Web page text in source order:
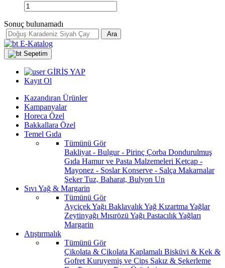
Sonuç bulunamadı
Ara
E-Katalog
Sepetim
GİRİŞ YAP
Kayıt Ol
Kazandıran Ürünler
Kampanyalar
Horeca Özel
Bakkallara Özel
Temel Gıda
Tümünü Gör
Bakliyat - Bulgur - Pirinç Çorba Dondurulmuş
Gıda Hamur ve Pasta Malzemeleri Ketçap -
Mayonez - SoslarKonserve - Salça Makarnalar
ŞekerTuz, Baharat, Bulyon Un
Sıvı Yağ & Margarin
Tümünü Gör
Ayçiçek Yağı Baklavalık Yağ Kızartma Yağlar
Zeytinyağı Mısırözü Yağı Pastacılık Yağları
Margarin
Atıştırmalık
Tümünü Gör
Çikolata & Çikolata Kaplamalı Bisküvi & Kek &
Gofret Kuruyemiş ve Cips Sakız & Şekerleme